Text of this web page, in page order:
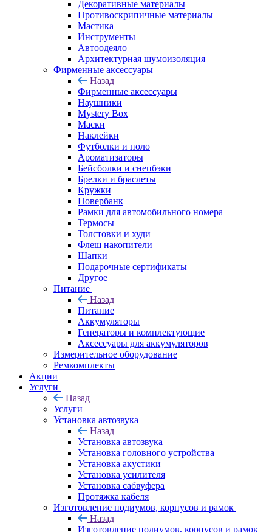
Декоративные материалы
Противоскрипичные материалы
Мастика
Инструменты
Автоодеяло
Архитектурная шумоизоляция
Фирменные аксессуары
Назад
Фирменные аксессуары
Наушники
Mystery Box
Маски
Наклейки
Футболки и поло
Ароматизаторы
Бейсболки и снепбэки
Брелки и браслеты
Кружки
Повербанк
Рамки для автомобильного номера
Термосы
Толстовки и худи
Флеш накопители
Шапки
Подарочные сертификаты
Другое
Питание
Назад
Питание
Аккумуляторы
Генераторы и комплектующие
Аксессуары для аккумуляторов
Измерительное оборудование
Ремкомплекты
Акции
Услуги
Назад
Услуги
Установка автозвука
Назад
Установка автозвука
Установка головного устройства
Установка акустики
Установка усилителя
Установка сабвуфера
Протяжка кабеля
Изготовление подиумов, корпусов и рамок
Назад
Изготовление подиумов, корпусов и рамок